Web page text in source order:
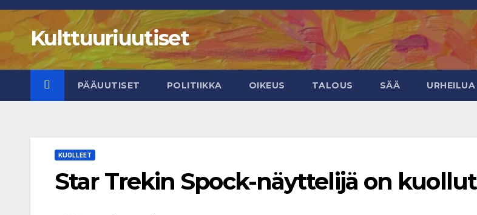
Skip
contentKulttuuriuutiset
PÄÄUUTISET POLITIIKKA OIKEUS TALOUS SÄÄ URHEILUA
KUOLLEET
Star Trekin Spock-näyttelijä on kuollut